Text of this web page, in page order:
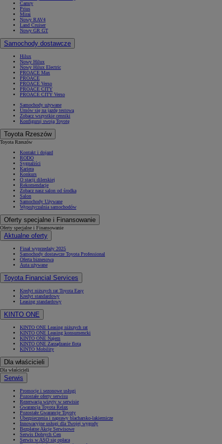
Camry
Prius
Mirai
Nowy RAV4
Land Cruiser
Nowy GR GT
Samochody dostawcze
Hilux
Nowy Hilux
Nowy Hilux Electric
PROACE Max
PROACE
PROACE Verso
PROACE CITY
PROACE CITY Verso
Samochody używane
Umów się na jazdę testową
Zobacz wszystkie cenniki
Konfiguruj swoją Toyotę
Toyota Rzeszów
Toyota Rzeszów
Kontakt i dojazd
RODO
Sygnaliści
Kariera
Konkurs
O stacji dilerskiej
Rekomendacje
Zobacz nasz salon od środka
Salon
Samochody Używane
Wypożyczalnia samochodów
Oferty specjalne i Finansowanie
Oferty specjalne i Finansowanie
Aktualne oferty
Finał wyprzedaży 2025
Samochody dostawcze Toyota Professional
Oferta biznesowa
Auta używane
Toyota Financial Services
Kredyt niższych rat Toyota Easy
Kredyt standardowy
Leasing standardowy
KINTO ONE
KINTO ONE Leasing niższych rat
KINTO ONE Leasing konsumencki
KINTO ONE Najem
KINTO ONE Zarządzanie flotą
KINTO Mobility
Dla właścicieli
Dla właścicieli
Serwis
Promocje i sezonowe usługi
Pozostałe oferty serwisu
Rezerwacja wizyty w serwisie
Gwarancja Toyota Relax
Pozostałe Gwarancje Toyoty
Ubezpieczenia i naprawy blacharsko-lakiernicze
Innowacyjne usługi dla Twojej wygody
Bezpłatne Akcje Serwisowe
Serwis Dobrych Cen
Serwis w ASO się opłaca